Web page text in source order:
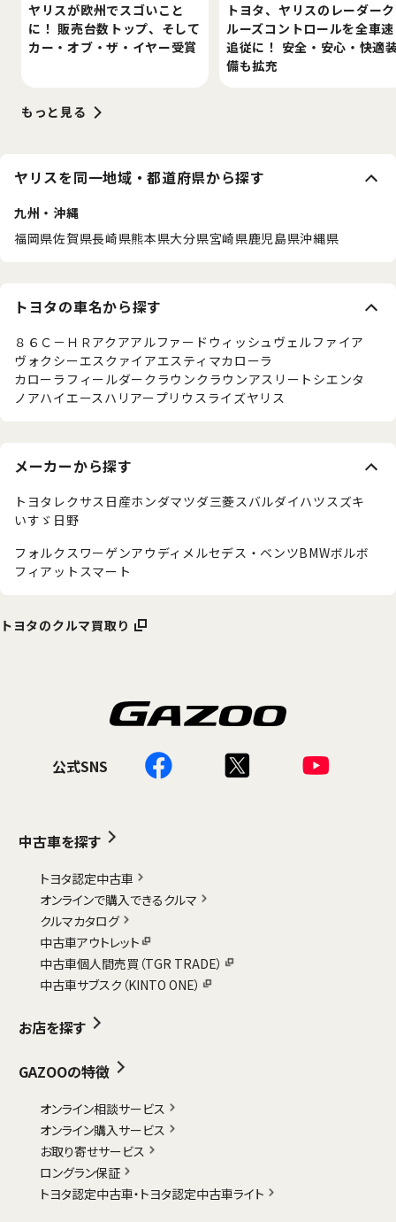
ヤリスが欧州でスゴいこと
に！ 販売台数トップ、そして
カー・オブ・ザ・イヤー受賞
トヨタ、ヤリスのレーダーク
ルーズコントロールを全車速
追従に！ 安全・安心・快適
備も拡充
もっと見る
ヤリスを同一地域・都道府県から探す
九州・沖縄
福岡県佐賀県長崎県熊本県大分県宮崎県鹿児島県沖縄県
トヨタの車名から探す
８６ Ｃ－ＨＲ アクアアルファード ウィッシュ ヴェルファイア
ヴォクシーエスクァイアエスティマカローラ
カローラフィールダークラウンクラウンアスリート シエンタ
ノアハイエースハリアープリウスライズヤリス
メーカーから探す
トヨタ レクサス 日産ホンダマツダ三菱スバルダイハツスズキ
いすゞ 日野
フォルクスワーゲンアウディ メルセデス・ベンツBMWボルボ
フィアット スマート
トヨタのクルマ買取り
公式SNS
中古車を探す
トヨタ認定中古車
オンラインで購入できるクルマ
クルマカタログ
中古車アウトレット
中古車個人間売買（TGR TRADE）
中古車サブスク（KINTO ONE）
お店を探す
GAZOOの特徴
オンライン相談サービス
オンライン購入サービス
お取り寄せサービス
ロングラン保証
トヨタ認定中古車・ トヨタ認定中古車ライト